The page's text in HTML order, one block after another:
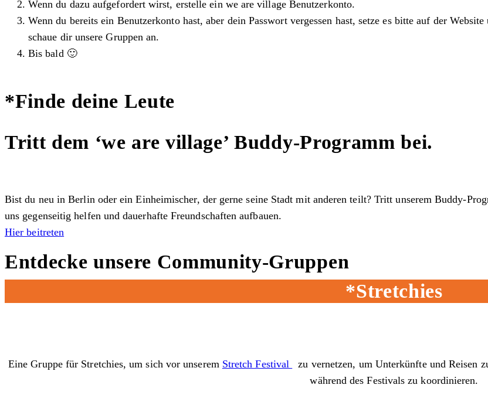
Wenn du dazu aufgefordert wirst, erstelle ein we are village Benutzerkonto.
Wenn du bereits ein Benutzerkonto hast, aber dein Passwort vergessen hast, setze es bitte auf der
schaue dir unsere Gruppen an.
Bis bald 🙂
*Finde deine Leute
Tritt dem ‘we are village’ Buddy-Programm bei.
Bist du neu in Berlin oder ein Einheimischer, der gerne seine Stadt mit anderen teilt? Tritt unserem Buddy-
uns gegenseitig helfen und dauerhafte Freundschaften aufbauen.
Hier beitreten
Entdecke unsere Community-Gruppen
*Stretchies
Eine Gruppe für Stretchies, um sich vor unserem Stretch Festival
zu vernetzen, um Unterkünfte und Reisen
während des Festivals zu koordinieren.